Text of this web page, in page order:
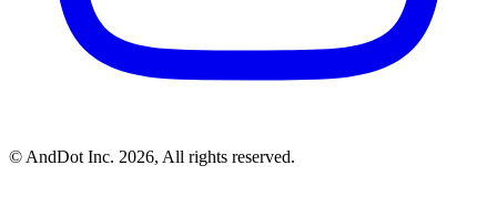
© AndDot Inc. 2026, All rights reserved.